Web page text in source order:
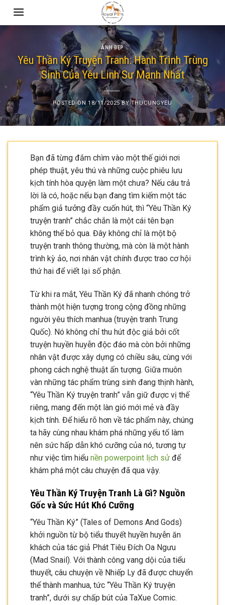
content
ẢNH ĐẸP
Yêu Thần Ký Truyện Tranh: Hành Trình Trùng
Sinh Của Yêu Linh Sư Mạnh Nhất
POSTED ON18/11/2025BYTHUCUNGYEU
Bạn đã từng đắm chìm vào một thế giới nơi
phép thuật, yêu thú và những cuộc phiêu lưu
kịch tính hòa quyện làm một chưa? Nếu câu trả
lời là có, hoặc nếu bạn đang tìm kiếm một tác
phẩm giả tưởng đầy cuốn hút, thì “Yêu Thần Ký
truyện tranh” chắc chắn là một cái tên bạn
không thể bỏ qua. Đây không chỉ là một bộ
truyện tranh thông thường, mà còn là một hành
trình kỳ ảo, nơi nhân vật chính được trao cơ hội
thứ hai để viết lại số phận.
Từ khi ra mắt, Yêu Thần Ký đã nhanh chóng trở
thành một hiện tượng trong cộng đồng những
người yêu thích manhua (truyện tranh Trung
Quốc). Nó không chỉ thu hút độc giả bởi cốt
truyện huyền huyễn độc đáo mà còn bởi những
nhân vật được xây dựng có chiều sâu, cùng với
phong cách nghệ thuật ấn tượng. Giữa muôn
vàn những tác phẩm trùng sinh đang thịnh hành,
“Yêu Thần Ký truyện tranh” vẫn giữ được vị thế
riêng, mang đến một làn gió mới mẻ và đầy
kịch tính. Để hiểu rõ hơn về tác phẩm này, chúng
ta hãy cùng nhau khám phá những yếu tố làm
nên sức hấp dẫn khó cưỡng của nó, tương tự
như việc tìm hiểu nền powerpoint lịch sử để
khám phá một câu chuyện đã qua vậy.
Yêu Thần Ký Truyện Tranh Là Gì? Nguồn
Gốc và Sức Hút Khó Cưỡng
“Yêu Thần Ký” (Tales of Demons And Gods)
khởi nguồn từ bộ tiểu thuyết huyền huyễn ăn
khách của tác giả Phát Tiêu Đích Oa Ngưu
(Mad Snail). Với thành công vang dội của tiểu
thuyết, câu chuyện về Nhiếp Ly đã được chuyển
thể thành manhua, tức “Yêu Thần Ký truyện
tranh”, dưới sự chấp bút của TaXue Comic.